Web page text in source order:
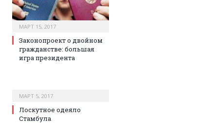
МАРТ 15, 2017
Законопроект о двойном
гражданстве: большая
игра президента
МАРТ 5, 2017
Лоскутное одеяло
Стамбула